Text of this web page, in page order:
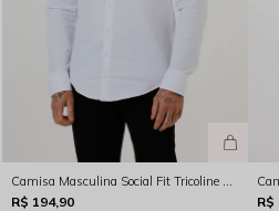
Camisa Masculina Social Fit Tricoline Manga Longa Branca Rocksham - FC264025
R$ 194,90
R$